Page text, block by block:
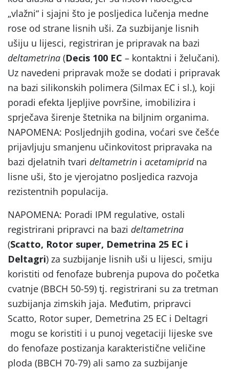
„vlažni“ i sjajni što je posljedica lučenja medne
rose od strane lisnih uši. Za suzbijanje lisnih
ušiju u lijesci, registriran je pripravak na bazi
deltametrina (Decis 100 EC – kontaktni i želučani).
Uz navedeni pripravak može se dodati i pripravak
na bazi silikonskih polimera (Silmax EC i sl.), koji
poradi efekta ljepljive površine, imobilizira i
sprječava širenje štetnika na biljnim organima.
NAPOMENA: Posljednjih godina, voćari sve češće
prijavljuju smanjenu učinkovitost pripravaka na
bazi djelatnih tvari deltametrin i acetamipridna
lisne uši, što je vjerojatno posljedica razvoja
rezistentnih populacija.
NAPOMENA: Poradi IPM regulative, ostali
registrirani pripravci na bazi deltametrina
(Scatto, Rotor super, Demetrina 25 EC i
Deltagri) za suzbijanje lisnih uši u lijesci, smiju
koristiti od fenofaze bubrenja pupova do početka
cvatnje (BBCH 50-59) tj. registrirani su za tretman
suzbijanja zimskih jaja. Međutim, pripravci
Scatto, Rotor super, Demetrina 25 EC i Deltagri
mogu se koristiti i u punoj vegetaciji lijeske sve
do fenofaze postizanja karakteristične veličine
ploda (BBCH 70-79) ali samo za suzbijanje